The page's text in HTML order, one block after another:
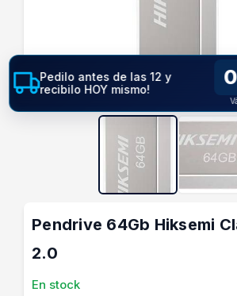
Pendrive 64Gb Hiksemi
2.0
En stock
Pedilo antes de las 12 y
recibilo HOY mismo!